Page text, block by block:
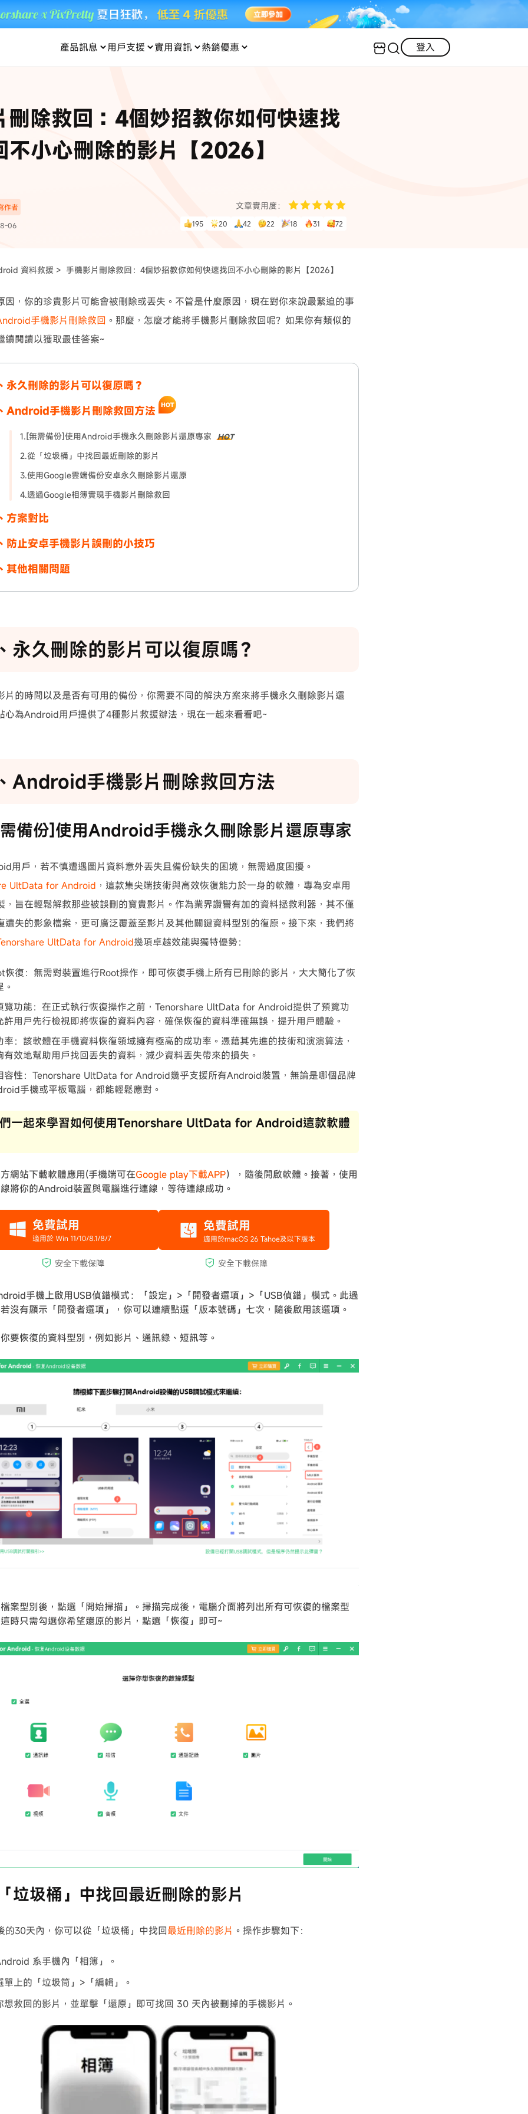
產品訊息
料救援
資料救援
新版本
UltData LINE 數據恢復
UltData WhatsApp 數據恢復
·三星手機螢幕黑屏
用戶支援 實用資訊
接硬碟
片如何
·Pokemo GO Plus 無法配對
·大家報寶貝
·寶可夢自動抓寶
人像修圖 AI 資訊
資料救援
為您提供最實用的數位教學
熱銷優惠
暢遊全球！
登入
刪除救回：4個妙招教你如何快速找
不小心刪除的影片【2026】
作者
06
文章實用度：
195 20 42 22 18 31 72
資料救援 > 手機影片刪除救回：4個妙招教你如何快速找回不小心刪除的影片【2026】
因，你的珍貴影片可能會被刪除或丟失。不管是什麼原因，現在對你來說最緊迫的事
手機影片刪除救回 。那麼，怎麼才能將手機影片刪除救回呢？如果你有類似的
續閱讀以獲取最佳答案~
永久刪除的影片可以復原嗎？
Android手機影片刪除救回方法
1.[無需備份]使用Android手機永久刪除影片還原專家 HOT
2.從「垃圾桶」中找回最近刪除的影片
3.使用Google雲端備份安卓永久刪除影片還原
4.透過Google相簿實現手機影片刪除救回
方案對比
防止安卓手機影片誤刪的小技巧
其他相關問題
永久刪除的影片可以復原嗎？
片的時間以及是否有可用的備份，你需要不同的解決方案來將手機永久刪除影片還
心為Android用戶提供了4種影片救援辦法，現在一起來看看吧~
Android手機影片刪除救回方法
備份]使用Android手機永久刪除影片還原專家
用戶，若不慎遭遇圖片資料意外丟失且備份缺失的困境，無需過度困擾。
UltData for Android ，這款集尖端技術與高效恢復能力於一身的軟體，專為安卓用
，旨在輕鬆解救那些被誤刪的寶貴影片。作為業界讚譽有加的資料拯救利器，其不僅
遺失的影象檔案，更可廣泛覆蓋至影片及其他關鍵資料型別的復原。接下來，我們將
UltData for Android幾項卓越效能與獨特優勢：
恢復：無需對裝置進行Root操作，即可恢復手機上所有已刪除的影片，大大簡化了恢
覽功能：在正式執行恢復操作之前，Tenorshare UltData for Android提供了預覽功
許用戶先行檢視即將恢復的資料內容，確保恢復的資料準確無誤，提升用戶體驗。
率：該軟體在手機資料恢復領域擁有極高的成功率。憑藉其先進的技術和演演算法，
有效地幫助用戶找回丟失的資料，減少資料丟失帶來的損失。
容性：Tenorshare UltData for Android幾乎支援所有Android裝置，無論是哪個品牌
手機或平板電腦，都能輕鬆應對。
一起來學習如何使用Tenorshare UltData for Android這款軟體
網站下載軟體應用(手機端可在Google play下載APP），隨後開啟軟體。接著，使用
將你的Android裝置與電腦進行連線，等待連線成功。
手機上啟用USB偵錯模式：「設定」>「開發者選項」>「USB偵錯」模式。此過
沒有顯示「開發者選項」，你可以連續點選「版本號碼」七次，隨後啟用該選項。
要恢復的資料型別，例如影片、通訊錄、短訊等。
案型別後，點選「開始掃描」。掃描完成後，電腦介面將列出所有可恢復的檔案型
時只需勾選你希望還原的影片，點選「恢復」即可~
垃圾桶」中找回最近刪除的影片
的30天內，你可以從「垃圾桶」中找回最近刪除的影片 。操作步驟如下：
系手機內「相簿」。
單上的「垃圾筒」>「編輯」。
想救回的影片，並單擊「還原」即可找回 30 天內被刪掉的手機影片。